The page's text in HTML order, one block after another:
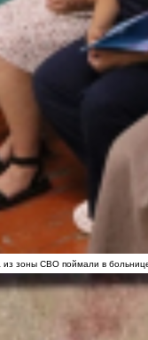
зоны СВО поймали в